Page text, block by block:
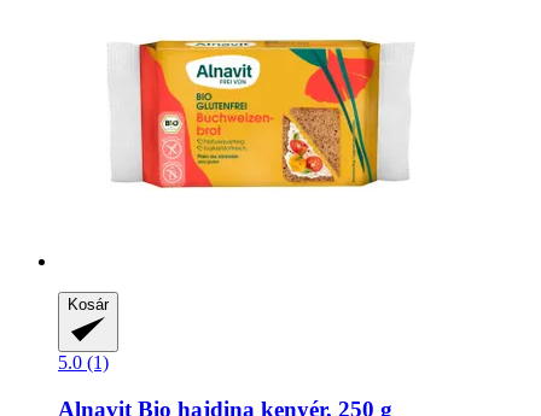
Kosár
5.0 (1)
Alnavit Bio hajdina kenyér, 250 g